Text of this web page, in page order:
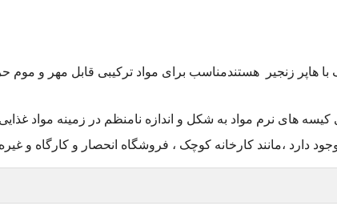
هاپر زنجیر هستند
های نرم مواد به شکل و اندازه نامنظم در زمینه مواد
دارد ،مانند کارخانه کوچک ، فروشگاه انحصار و کارگاه و غیره